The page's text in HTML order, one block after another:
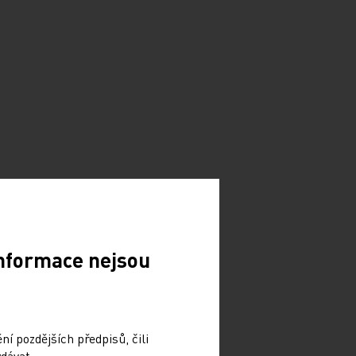
nejsou
pozdějších předpisů, čili